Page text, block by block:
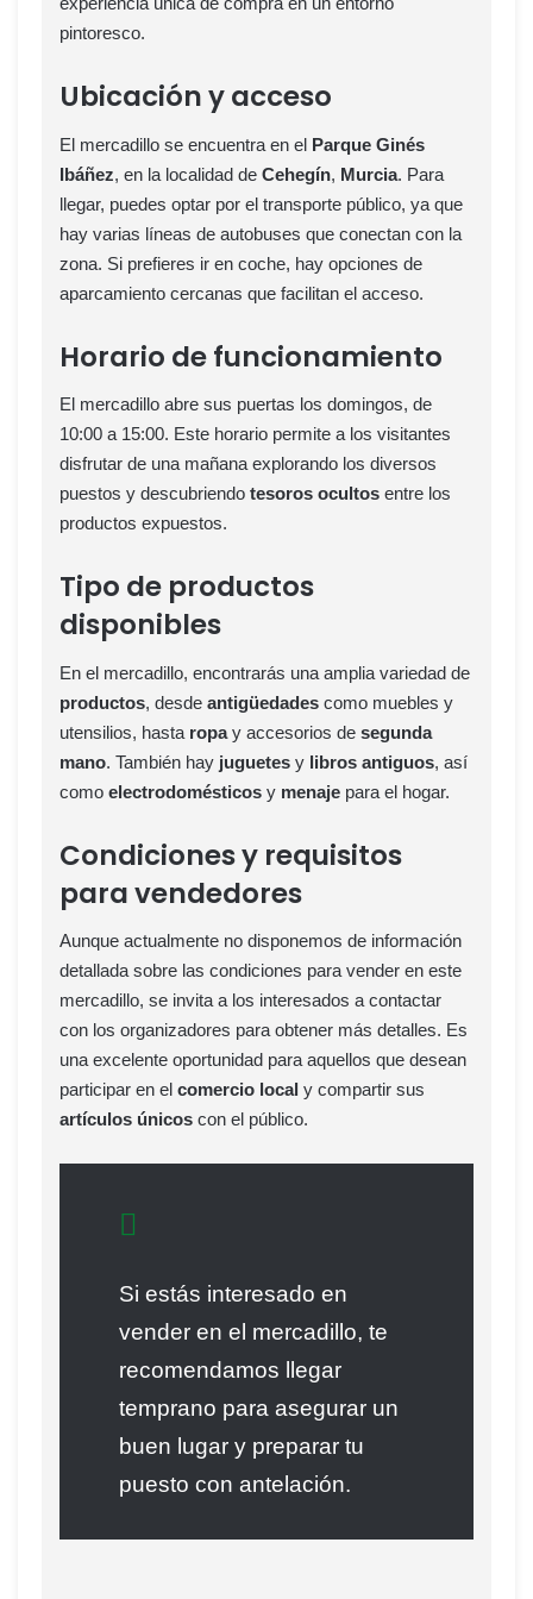
pintoresco.
Ubicación y acceso
El mercadillo se encuentra en el Parque Ginés
Ibáñez, en la localidad de Cehegín, Murcia. Para
llegar, puedes optar por el transporte público, ya que
hay varias líneas de autobuses que conectan con la
zona. Si prefieres ir en coche, hay opciones de
aparcamiento cercanas que facilitan el acceso.
Horario de funcionamiento
El mercadillo abre sus puertas los domingos, de
10:00 a 15:00. Este horario permite a los visitantes
disfrutar de una mañana explorando los diversos
puestos y descubriendo tesoros ocultos entre los
productos expuestos.
Tipo de productos
disponibles
En el mercadillo, encontrarás una amplia variedad de
productos, desde antigüedades como muebles y
utensilios, hasta ropay accesorios de segunda
mano. También hay juguetes y libros antiguos, así
como electrodomésticos y menaje para el hogar.
Condiciones y requisitos
para vendedores
Aunque actualmente no disponemos de información
detallada sobre las condiciones para vender en este
mercadillo, se invita a los interesados a contactar
con los organizadores para obtener más detalles. Es
una excelente oportunidad para aquellos que desean
participar en el comercio local y compartir sus
artículos únicos con el público.
Si estás interesado en
vender en el mercadillo, te
recomendamos llegar
temprano para asegurar un
buen lugar y preparar tu
puesto con antelación.